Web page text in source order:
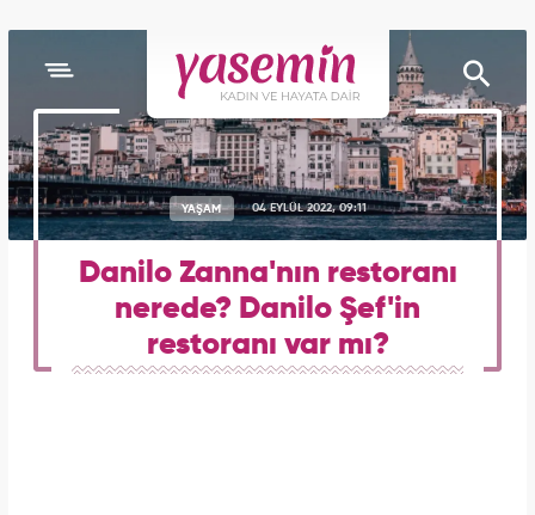
YAŞAM 04 EYLÜL 2022, 09:11
Danilo Zanna'nın restoranı
nerede? Danilo Şef'in
restoranı var mı?